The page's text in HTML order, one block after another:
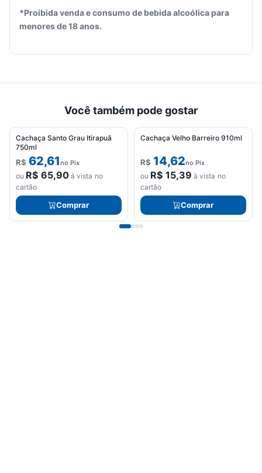
vazio.
produtos
*Proibida venda e consumo de bebida alcoólica para
menores de 18 anos.
Você também pode gostar
Cachaça Santo Grau Itirapuã
750ml
R$ 62,61no Pix
ou R$ 65,90à vista no
cartão
Comprar
Cachaça Velho Barreiro 910ml
R$ 14,62no Pix
ou R$ 15,39 à vista no
cartão
Comprar